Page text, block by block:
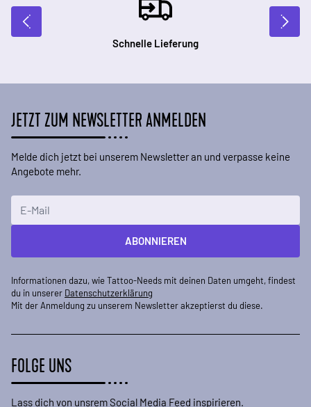
Schnelle Lieferung
JETZT ZUM NEWSLETTER ANMELDEN
Melde dich jetzt bei unserem Newsletter an und verpasse keine
Angebote mehr.
ABONNIEREN
Informationen dazu, wie Tattoo-Needs mit deinen Daten umgeht, findest
du in unserer Datenschutzerklärung
Mit der Anmeldung zu unserem Newsletter akzeptierst du diese.
FOLGE UNS
Lass dich von unsrem Social Media Feed inspirieren.